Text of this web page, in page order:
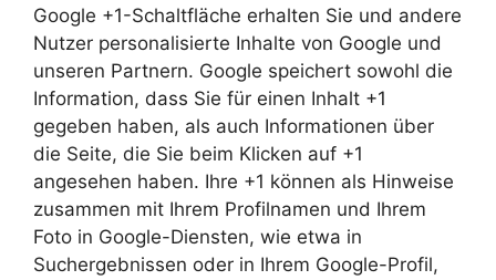
Google +1-Schaltfläche erhalten Sie und andere
Nutzer personalisierte Inhalte von Google und
unseren Partnern. Google speichert sowohl die
Information, dass Sie für einen Inhalt +1
gegeben haben, als auch Informationen über
die Seite, die Sie beim Klicken auf +1
angesehen haben. Ihre +1 können als Hinweise
zusammen mit Ihrem Profilnamen und Ihrem
Foto in Google-Diensten, wie etwa in
Suchergebnissen oder in Ihrem Google-Profil,